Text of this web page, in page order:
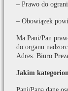
– Prawo do
– Obowiązek
Ma Pani/Pan
do organu
Adres: Biuro
Jakim